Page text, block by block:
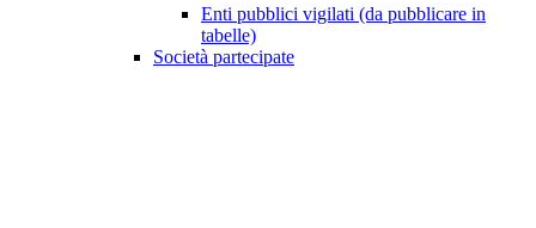
Enti pubblici vigilati (da pubblicare in
tabelle)
Società partecipate